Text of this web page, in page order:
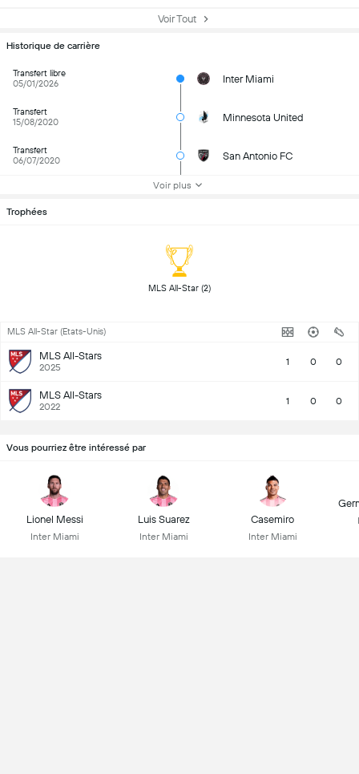
Voir Tout
Historique de carrière
Transfert libre
05/01/2026
Inter Miami
Transfert
15/08/2020
Minnesota United
Transfert
06/07/2020
San Antonio FC
Voir plus
Trophées
MLS All-Star (Etats-Unis)
MLS All-Stars
2025 1 0 0
MLS All-Stars
2022 1 0 0
Vous pourriez être intéressé par
Lionel Messi
Inter Miami
Luis Suarez
Inter Miami
Casemiro
Inter Miami